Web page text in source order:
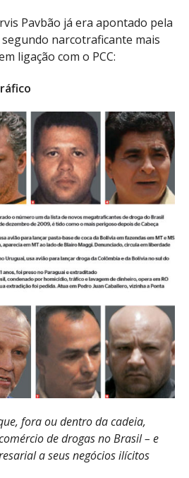
Pavbão já era apontado pela
narcotraficante mais
ligação com o PCC:
fora ou dentro da cadeia,
de drogas no Brasil – e
a seus negócios ilícitos